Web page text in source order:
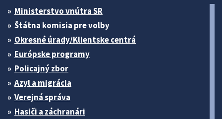
Ministerstvo vnútra SR
Štátna komisia pre volby
Okresné úrady/Klientske centrá
Európske programy
Policajný zbor
Azyl a migrácia
Verejná správa
Hasiči a záchranári